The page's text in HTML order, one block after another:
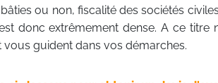
ou non, fiscalité des sociétés
donc extrêmement dense. A ce titre
vous guident dans vos démarches.